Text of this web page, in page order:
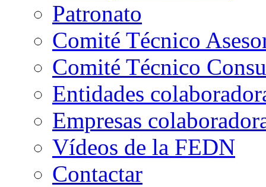
Patronato
Comité Técnico
Comité Técnico
Entidades
Empresas
Vídeos de la FEDN
Contactar